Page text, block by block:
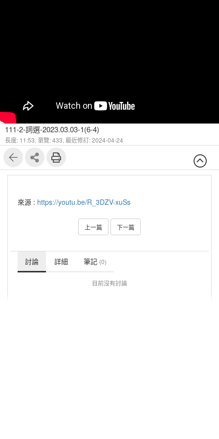
111-2-詞選-2023.03.03-1(6-4)
長度: 11:53, 瀏覽: 433, 最近修訂: 2024-04-24
來源 : https://youtu.be/R_3DZV-xuSs
上一篇 下一篇
討論 詳細 筆記 (0)
目前沒有討論